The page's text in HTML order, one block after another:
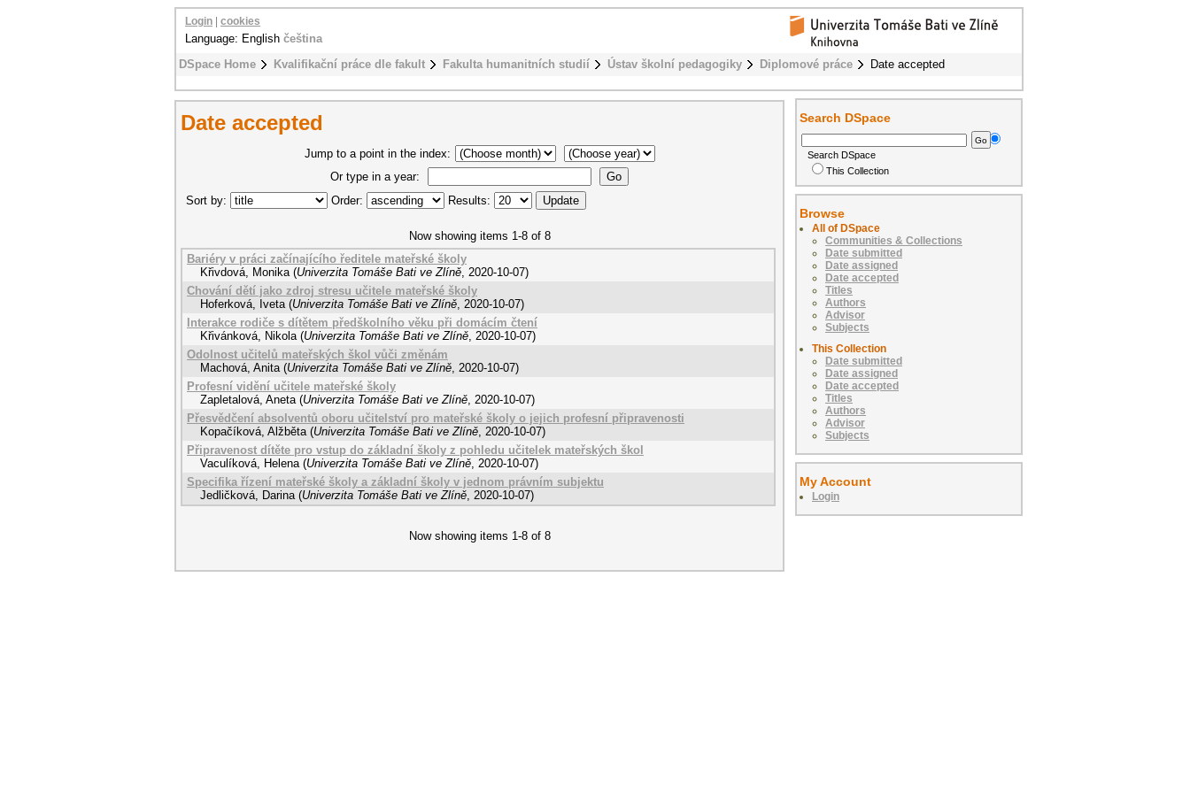
DSpace Home Kvalifikační práce dle fakult Fakulta humanitních studií Ústav školní pedagogiky Diplomové práce Date accepted
Login cookies
Language: English čeština
Date accepted
Jump to a point in the index:
Or type in a year:
Sort by:
Order: Results:
Now showing items 1-8 of 8
Bariéry v práci začínajícího ředitele mateřské školy
Křivdová, Monika (Univerzita Tomáše Bati ve Zlíně, 2020-10-07)
Chování dětí jako zdroj stresu učitele mateřské školy
Hoferková, Iveta (Univerzita Tomáše Bati ve Zlíně, 2020-10-07)
Interakce rodiče s dítětem předškolního věku při domácím čtení
Křivánková, Nikola (Univerzita Tomáše Bati ve Zlíně, 2020-10-07)
Odolnost učitelů mateřských škol vůči změnám
Machová, Anita (Univerzita Tomáše Bati ve Zlíně, 2020-10-07)
Profesní vidění učitele mateřské školy
Zapletalová, Aneta (Univerzita Tomáše Bati ve Zlíně, 2020-10-07)
Přesvědčení absolventů oboru učitelství pro mateřské školy o jejich profesní připravenosti
Kopačíková, Alžběta (Univerzita Tomáše Bati ve Zlíně, 2020-10-07)
Připravenost dítěte pro vstup do základní školy z pohledu učitelek mateřských škol
Vaculíková, Helena (Univerzita Tomáše Bati ve Zlíně, 2020-10-07)
Specifika řízení mateřské školy a základní školy v jednom právním subjektu
Jedličková, Darina (Univerzita Tomáše Bati ve Zlíně, 2020-10-07)
Now showing items 1-8 of 8
Search DSpace
Search DSpace
This Collection
Browse
All of DSpace
Communities & Collections
Date submitted
Date assigned
Date accepted
Titles
Authors
Advisor
Subjects
This Collection
Date submitted
Date assigned
Date accepted
Titles
Authors
Advisor
Subjects
My Account
Login